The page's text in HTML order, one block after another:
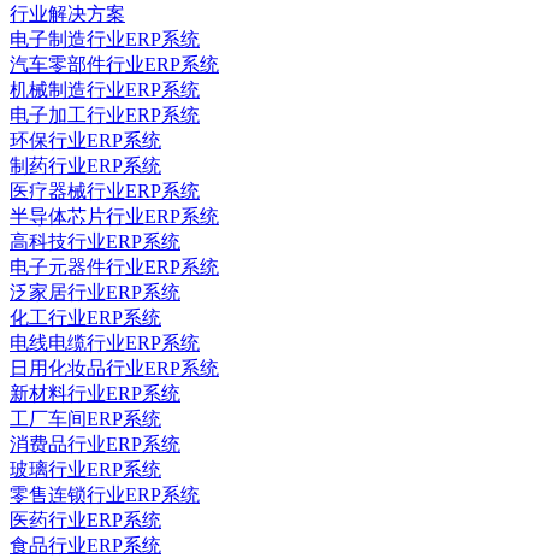
行业解决方案
电子制造行业ERP系统
汽车零部件行业ERP系统
机械制造行业ERP系统
电子加工行业ERP系统
环保行业ERP系统
制药行业ERP系统
医疗器械行业ERP系统
半导体芯片行业ERP系统
高科技行业ERP系统
电子元器件行业ERP系统
泛家居行业ERP系统
化工行业ERP系统
电线电缆行业ERP系统
日用化妆品行业ERP系统
新材料行业ERP系统
工厂车间ERP系统
消费品行业ERP系统
玻璃行业ERP系统
零售连锁行业ERP系统
医药行业ERP系统
食品行业ERP系统